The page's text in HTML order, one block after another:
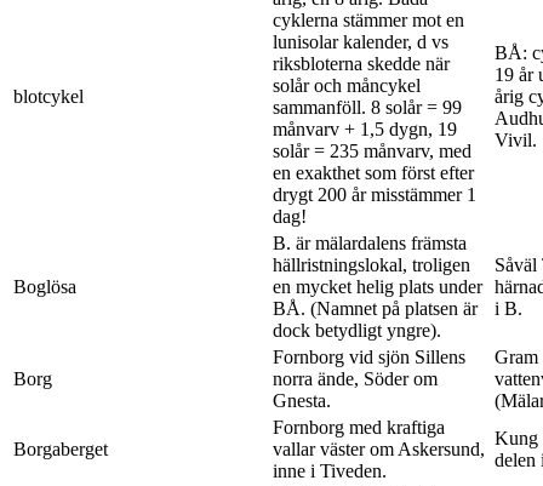
blotcykel
cyklerna stämmer mot en
lunisolar kalender, d vs
riksbloterna skedde när
solår och måncykel
sammanföll. 8 solår = 99
månvarv + 1,5 dygn, 19
solår = 235 månvarv, med
en exakthet som först efter
drygt 200 år misstämmer 1
dag!
BÅ:
19 år
årig
Vivil.
Boglösa
B. är mälardalens främsta
hällristningslokal, troligen
en mycket helig plats under
BÅ. (Namnet på platsen är
dock betydligt yngre).
Såväl
i B.
Borg
Fornborg vid sjön Sillens
norra ände, Söder om
Gnesta.
Gram
Borgaberget
Fornborg med kraftiga
vallar väster om Askersund,
inne i Tiveden.
Kung
delen